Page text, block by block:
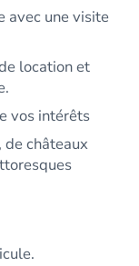
avec une visite
location et
vos intérêts
châteaux